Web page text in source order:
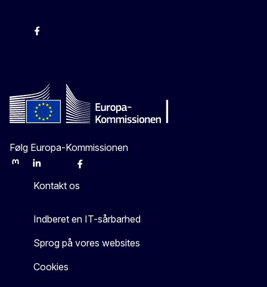
Følg Europa-Kommissionen
MastodonLinkedInBlueskyFacebook
Kontakt os
Indberet en IT-sårbarhed
Sprog på vores websites
Cookies